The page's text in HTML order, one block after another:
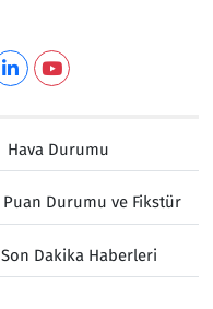
Hava Durumu
Puan Durumu ve Fikstür
Son Dakika Haberleri